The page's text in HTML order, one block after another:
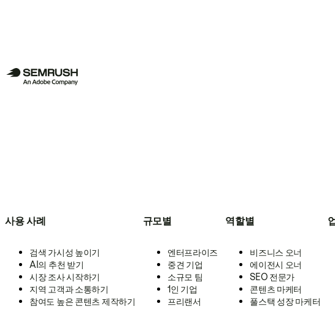
사용 사례
검색 가시성 높이기
AI의 추천 받기
시장 조사 시작하기
지역 고객과 소통하기
참여도 높은 콘텐츠 제작하기
규모별
엔터프라이즈
중견 기업
소규모 팀
1인 기업
프리랜서
역할별
비즈니스 오너
에이전시 오너
SEO 전문가
콘텐츠 마케터
풀스택 성장 마케터